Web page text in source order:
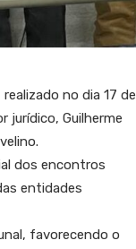
no dia 17 de
jurídico, Guilherme
dos encontros
entidades
favorecendo o